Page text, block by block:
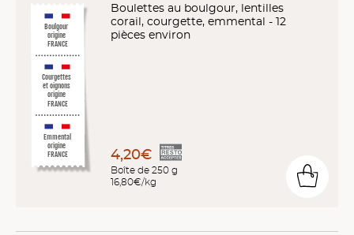
Courgettes
et oignons
origine
FRANCE
Boulgour
origine
FRANCE
Emmental
origine
FRANCE
Boulettes au boulgour, lentilles
corail, courgette, emmental - 12
pièces environ
4,20€
Boîte de 250 g
16,80€/kg